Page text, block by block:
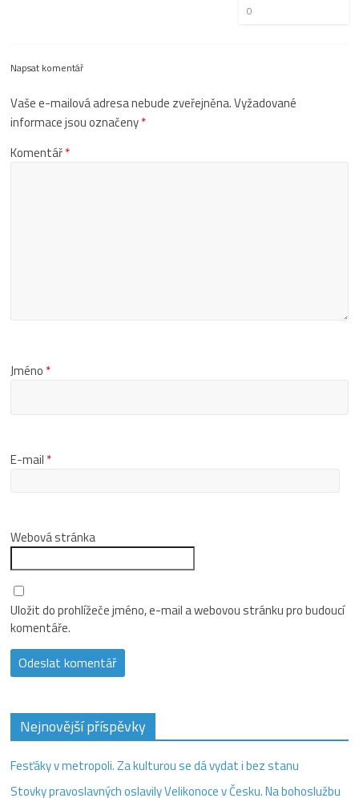
0
Napsat komentář
Vaše e-mailová adresa nebude zveřejněna.Vyžadované
informace jsou označeny*
Komentář*
Jméno *
E-mail *
Webová stránka
Uložit do prohlížeče jméno, e-mail a webovou stránku pro budoucí
komentáře.
Nejnovější příspěvky
Fesťáky v metropoli. Za kulturou se dá vydat i bez stanu
Stovky pravoslavných oslavily Velikonoce v Česku. Na bohoslužbu